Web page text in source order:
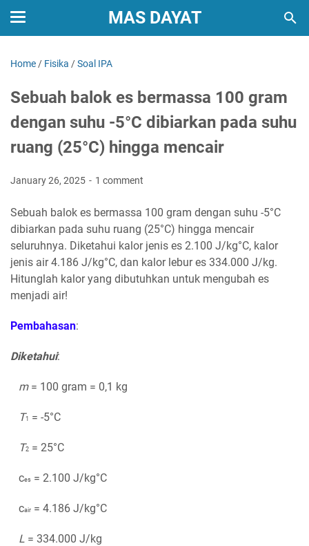
MAS DAYAT
Home / Fisika /Soal IPA
Sebuah balok es bermassa 100 gram
dengan suhu -5°C dibiarkan pada suhu
ruang (25°C) hingga mencair
January 26, 2025 1 comment
Sebuah balok es bermassa 100 gram dengan suhu -5°C
dibiarkan pada suhu ruang (25°C) hingga mencair
seluruhnya. Diketahui kalor jenis es 2.100 J/kg°C, kalor
jenis air 4.186 J/kg°C, dan kalor lebur es 334.000 J/kg.
Hitunglah kalor yang dibutuhkan untuk mengubah es
menjadi air!
Pembahasan:
Diketahui:
m= 100 gram = 0,1 kg
T1 = -5°C
T2 = 25°C
ces = 2.100 J/kg°C
cair = 4.186 J/kg°C
L = 334.000 J/kg